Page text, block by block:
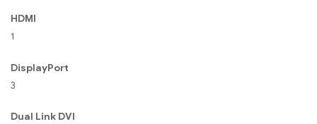
HDMI
1
DisplayPort
3
Dual Link DVI